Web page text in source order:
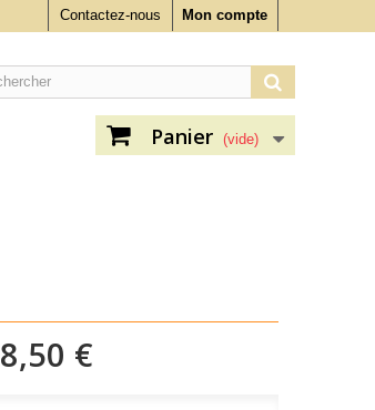
Mon compte
Contactez-nous
Panier (vide)
8,50 €